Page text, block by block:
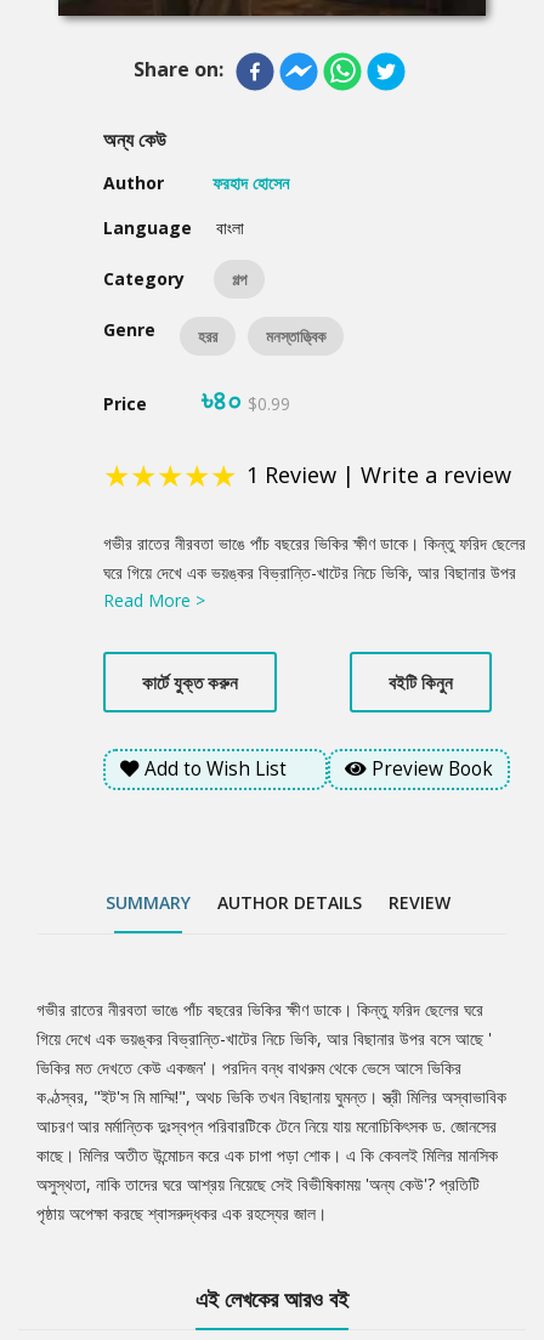
Share on:
অন্য কেউ
Author
ফরহাদ হোসেন
Language
বাংলা
Category গল্প
Genre হরর মনস্তাত্ত্বিক
Price ৳৪০ $0.99
★★★★★ 1 Review | Write a review
Product
Summery
গভীর রাতের নীরবতা ভাঙে পাঁচ বছরের ভিকির ক্ষীণ ডাকে। কিন্তু ফরিদ ছেলের
ঘরে গিয়ে দেখে এক ভয়ঙ্কর বিভ্রান্তি-খাটের নিচে ভিকি, আর বিছানার উপর
বসে আছে ' ভিকির মত দেখতে কেউ একজন'। পরদিন বন্ধ বাথরুম থেকে ভেসে
স্ত্রী মিলির অস্বাভাবিক আচরণ আর মর্মান্তিক দুঃস্বপ্ন পরিবারটিকে টেনে নিয়ে
যায় মনোচিকিৎসক ড. জোনসের কাছে। মিলির অতীত উন্মোচন করে এক চাপা
পড়া শোক। এ কি কেবলই মিলির মানসিক অসুস্থতা, নাকি তাদের ঘরে আশ্রয়
নিয়েছে সেই বিভীষিকাময় 'অন্য কেউ'? প্রতিটি পৃষ্ঠায় অপেক্ষা করছে
শ্বাসরুদ্ধকর এক রহস্যের জাল।
Read More >
কার্টে যুক্ত করুন বইটি কিনুন
Add to Wish List Preview Book
SUMMARY AUTHOR DETAILS REVIEW
Tab
Article
গভীর রাতের নীরবতা ভাঙে পাঁচ বছরের ভিকির ক্ষীণ ডাকে। কিন্তু ফরিদ ছেলের ঘরে
গিয়ে দেখে এক ভয়ঙ্কর বিভ্রান্তি-খাটের নিচে ভিকি, আর বিছানার উপর বসে আছে '
ভিকির মত দেখতে কেউ একজন'। পরদিন বন্ধ বাথরুম থেকে ভেসে আসে ভিকির
কণ্ঠস্বর, "ইট'স মি মাম্মি!", অথচ ভিকি তখন বিছানায় ঘুমন্ত। স্ত্রী মিলির অস্বাভাবিক
আচরণ আর মর্মান্তিক দুঃস্বপ্ন পরিবারটিকে টেনে নিয়ে যায় মনোচিকিৎসক ড. জোনসের
কাছে। মিলির অতীত উন্মোচন করে এক চাপা পড়া শোক। এ কি কেবলই মিলির মানসিক
অসুস্থতা, নাকি তাদের ঘরে আশ্রয় নিয়েছে সেই বিভীষিকাময় 'অন্য কেউ'? প্রতিটি
পৃষ্ঠায় অপেক্ষা করছে শ্বাসরুদ্ধকর এক রহস্যের জাল।
এই লেখকের আরও বই